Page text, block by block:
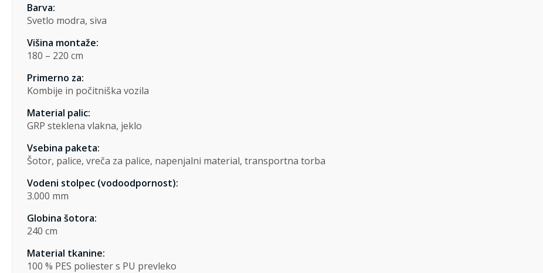
Barva:
Svetlo modra, siva
Višina montaže:
180 – 220 cm
Primerno za:
Kombije in počitniška vozila
Material palic:
GRP steklena vlakna, jeklo
Vsebina paketa:
Šotor, palice, vreča za palice, napenjalni material, transportna torba
Vodeni stolpec (vodoodpornost):
3.000 mm
Globina šotora:
240 cm
Material tkanine:
100 % PES poliester s PU prevleko